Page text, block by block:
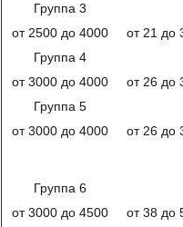
Группа 3
от 2500 до 4000
от 21 до
Группа 4
от 3000 до 4000
от 26 до
Группа 5
от 3000 до 4000
от 26 до
Группа 6
от 3000 до 4500
от 38 до